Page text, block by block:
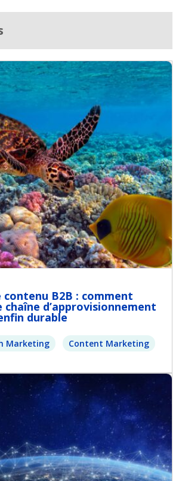
B2B : comment
d’approvisionnement
durable
Marketing
Content Marketing